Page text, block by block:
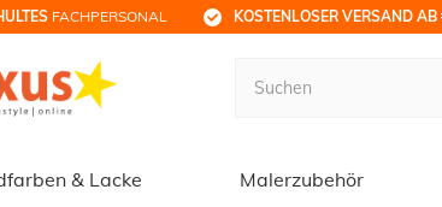
FACHPERSONAL KOSTENLOSER VERSAND
& Lacke Malerzubehör